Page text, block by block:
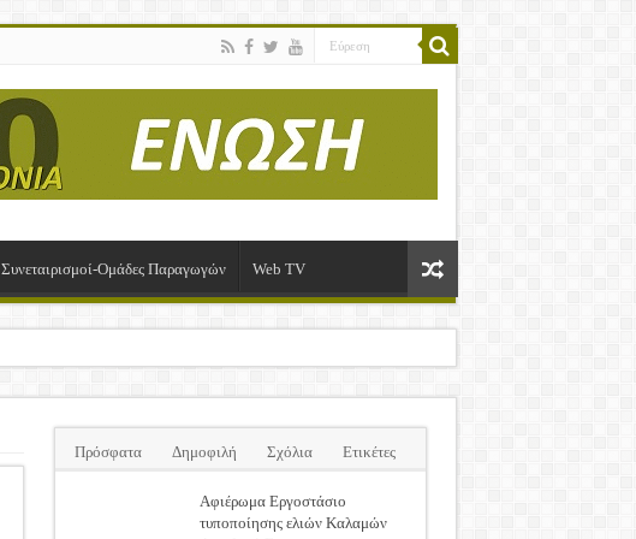
Συνεταιρισμοί-Ομάδες Παραγωγών Web TV
Πρόσφατα Δημοφιλή Σχόλια Ετικέτες
Αφιέρωμα Εργοστάσιο
τυποποίησης ελιών Καλαμών